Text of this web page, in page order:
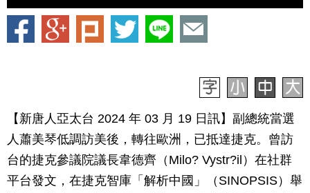
【新唐人亞太台 2024 年 03 月 19 日訊】副總統當選
人蕭美琴低調訪美後，轉往歐洲，已抵達捷克。曾訪
台的捷克參議院議長韋德齊（Milo? Vystr?il）在社群
平台發文，在捷克智庫「解析中國」（SINOPSIS）舉